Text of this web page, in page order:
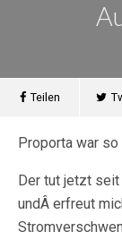
Teilen
Proporta war
Der tut jetzt
undÂ erfreut